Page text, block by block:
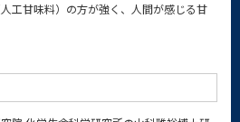
工甘味料）の方が強く、人間が感じる甘